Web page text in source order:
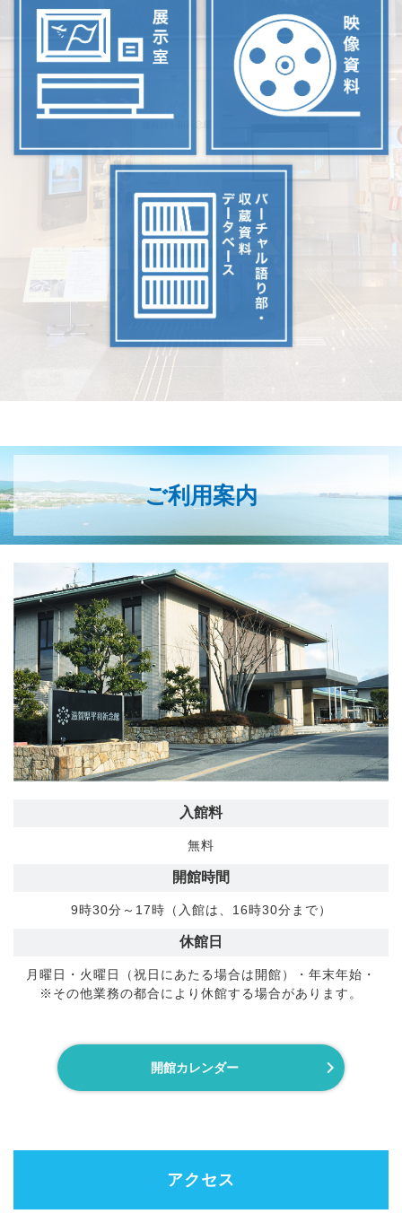
ご利用案内
入館料
無料
開館時間
9時30分～17時（入館は、16時30分まで）
休館日
月曜日・火曜日（祝日にあたる場合は開館）・年末年始・
※その他業務の都合により休館する場合があります。
開館カレンダー
アクセス